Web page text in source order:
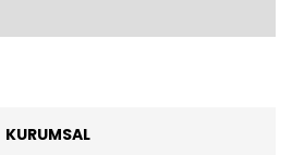
KURUMSAL